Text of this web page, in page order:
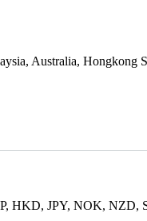
Australia, Hongkong
HKD, JPY, NOK, NZD,